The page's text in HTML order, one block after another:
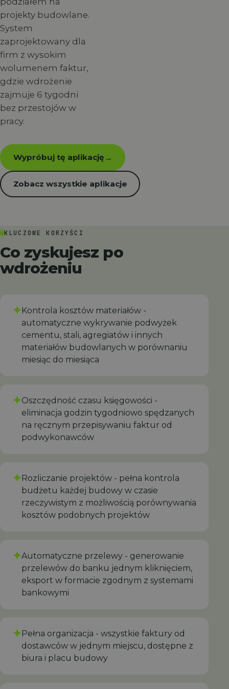
projekty budowlane.
System
zaprojektowany dla
firm z wysokim
wolumenem faktur,
gdzie wdrożenie
zajmuje 6 tygodni
bez przestojów w
pracy.
Wypróbuj tę aplikację →
Zobacz wszystkie aplikacje
KLUCZOWE KORZYŚCI
Co zyskujesz po
wdrożeniu
✦Kontrola kosztów materiałów -
automatyczne wykrywanie podwyżek
cementu, stali, agregiatów i innych
materiałów budowlanych w porównaniu
miesiąc do miesiąca
✦Oszczędność czasu księgowości -
eliminacja godzin tygodniowo spędzanych
na ręcznym przepisywaniu faktur od
podwykonawców
✦Rozliczanie projektów - pełna kontrola
budżetu każdej budowy w czasie
rzeczywistym z możliwością porównywania
kosztów podobnych projektów
✦Automatyczne przelewy - generowanie
przelewów do banku jednym kliknięciem,
eksport w formacie zgodnym z systemami
bankowymi
✦Pełna organizacja - wszystkie faktury od
dostawców w jednym miejscu, dostępne z
biura i placu budowy